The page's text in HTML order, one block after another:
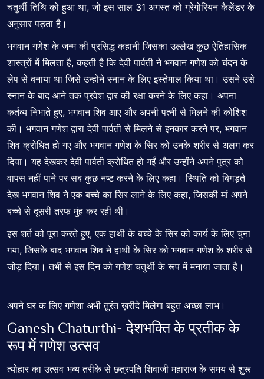
चतुर्थी तिथि को हुआ था, जो इस साल 31 अगस्त को ग्रेगोरियन कैलेंडर के
अनुसार पड़ता है।
भगवान गणेश के जन्म की प्रसिद्ध कहानी जिसका उल्लेख कुछ ऐतिहासिक
शास्त्रों में मिलता है, कहती है कि देवी पार्वती ने भगवान गणेश को चंदन के
लेप से बनाया था जिसे उन्होंने स्नान के लिए इस्तेमाल किया था। उसने उसे
स्नान के बाद आने तक प्रवेश द्वार की रक्षा करने के लिए कहा। अपना
कर्तव्य निभाते हुए, भगवान शिव आए और अपनी पत्नी से मिलने की कोशिश
की। भगवान गणेश द्वारा देवी पार्वती से मिलने से इनकार करने पर, भगवान
शिव क्रोधित हो गए और भगवान गणेश के सिर को उनके शरीर से अलग कर
दिया। यह देखकर देवी पार्वती क्रोधित हो गईं और उन्होंने अपने पुत्र को
वापस नहीं पाने पर सब कुछ नष्ट करने के लिए कहा। स्थिति को बिगड़ते
देख भगवान शिव ने एक बच्चे का सिर लाने के लिए कहा, जिसकी मां अपने
बच्चे से दूसरी तरफ मुंह कर रही थी।
इस शर्त को पूरा करते हुए, एक हाथी के बच्चे के सिर को कार्य के लिए चुना
गया, जिसके बाद भगवान शिव ने हाथी के सिर को भगवान गणेश के शरीर से
जोड़ दिया। तभी से इस दिन को गणेश चतुर्थी के रूप में मनाया जाता है।
अपने घर क लिए गणेशा अभी तुरंत ख़रीदे मिलेगा बहुत अच्छा लाभ।
Ganesh Chaturthi- देशभक्ति के प्रतीक के
रूप में गणेश उत्सव
त्योहार का उत्सव भव्य तरीके सेछत्रपति शिवाजी महाराजके समय से शुरू